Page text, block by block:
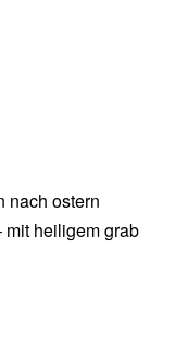
nach ostern
mit heiligem grab